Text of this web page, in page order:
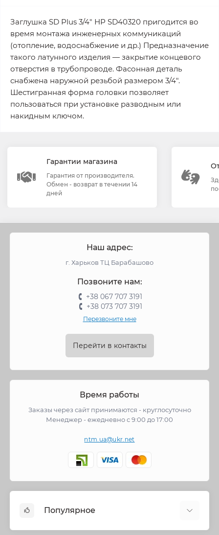
Заглушка SD Plus 3/4" НР SD40320 пригодится во
время монтажа инженерных коммуникаций
(отопление, водоснабжение и др.) Предназначение
такого латунного изделия — закрытие концевого
отверстия в трубопроводе. Фасонная деталь
снабжена наружной резьбой размером 3/4".
Шестигранная форма головки позволяет
пользоваться при установке разводным или
накидным ключом.
Гарантии магазина
Гарантия от производителя.
Обмен - возврат в течении 14
дней
Наш адрес:
г. Харьков ТЦ Барабашово
Позвоните нам:
+38 067 707 3191
+38 073 707 3191
Перезвоните мне
Перейти в контакты
Время работы
Заказы через сайт принимаются - круглосуточно
Менеджер - ежедневно с 9:00 до 17:00
ntm.ua@ukr.net
Популярное